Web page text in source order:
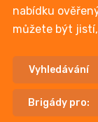
nabídku
můžete být
Vyhledávání
Brigády pro: